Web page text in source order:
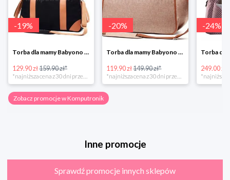
-19%
Torba dla mamy Babyono 1505/01 Comfort Icoinic 5/5
129.90 zł159.90 zł*
-20%
Torba dla mamy Babyono 1507/01 Comfort Chic w super cenie
119.90 zł149.90 zł*
-24%
249.00 zł
Zobacz promocje w Komputronik
Inne promocje
Sprawdź promocje innych sklepów